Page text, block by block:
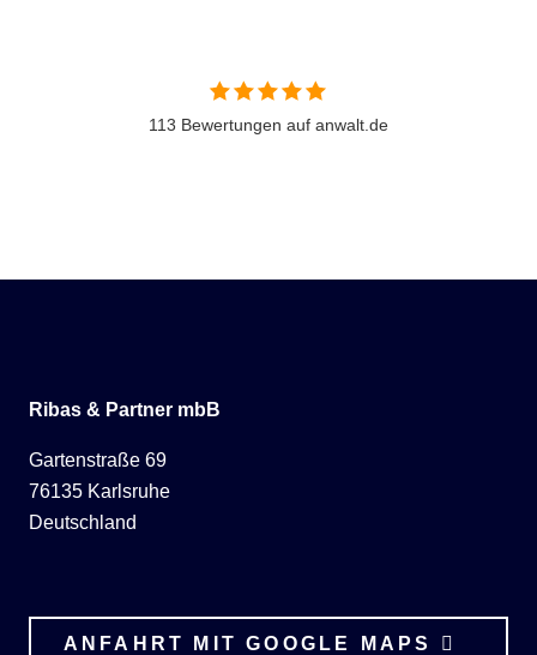
113 Bewertungen auf anwalt.de
Ribas & Partner mbB
Gartenstraße 69
76135 Karlsruhe
Deutschland
ANFAHRT MIT GOOGLE MAPS